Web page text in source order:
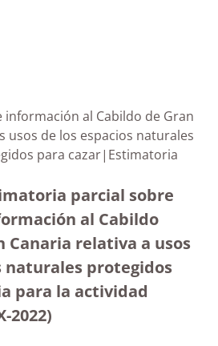
información al Cabildo de Gran
usos de los espacios naturales
para cazar|Estimatoria
parcial sobre
al Cabildo
Canaria relativa a usos
naturales protegidos
para la actividad
2022)